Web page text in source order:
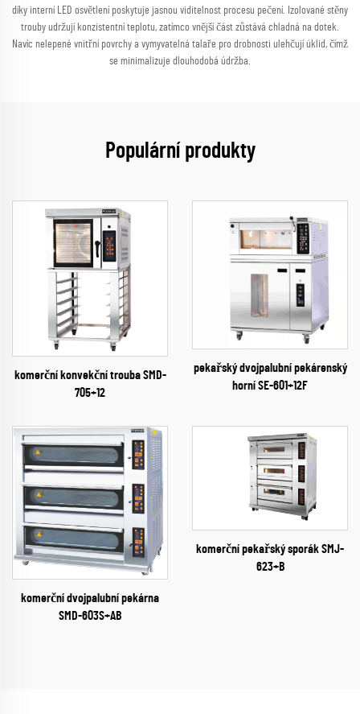
díky interní LED osvětlení poskytuje jasnou viditelnost procesu pečení. Izolované stěny
trouby udržují konzistentní teplotu, zatímco vnější část zůstává chladná na dotek.
Navíc nelepené vnitřní povrchy a vymyvatelná talaře pro drobnosti ulehčují úklid, čímž
se minimalizuje dlouhodobá údržba.
Populární produkty
komerční konvekční trouba SMD-
705+12
pekařský dvojpalubní pekárenský
horní SE-601+12F
komerční dvojpalubní pekárna
SMD-603S+AB
komerční pekařský sporák SMJ-
623+B